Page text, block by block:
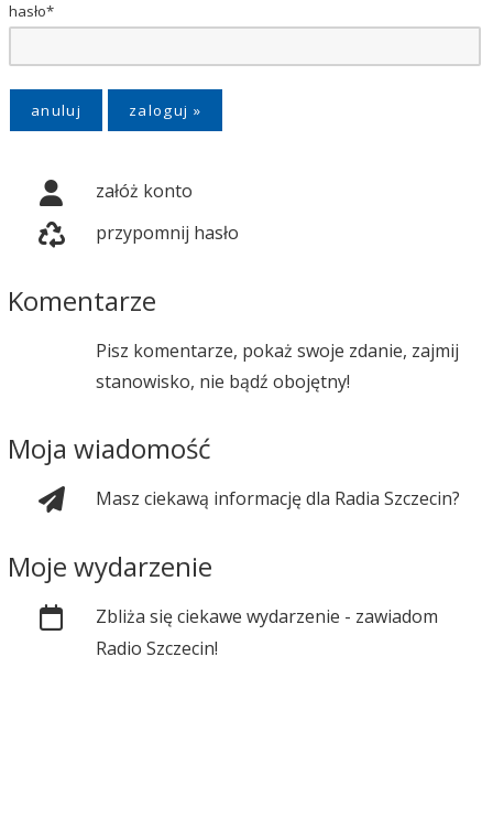
hasło*
anuluj
załóż konto
przypomnij hasło
Komentarze
Pisz komentarze, pokaż swoje zdanie, zajmij
stanowisko, nie bądź obojętny!
Moja wiadomość
Masz ciekawą informację dla Radia Szczecin?
Moje wydarzenie
Zbliża się ciekawe wydarzenie - zawiadom
Radio Szczecin!